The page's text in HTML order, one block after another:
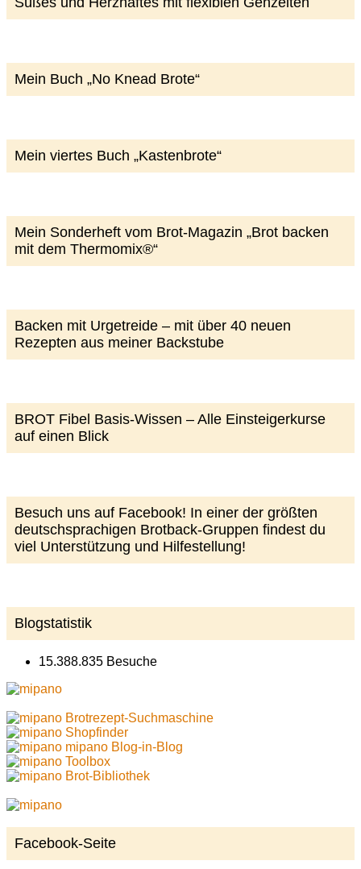
Mein Buch „No Knead Brote“
Mein viertes Buch „Kastenbrote“
Mein Sonderheft vom Brot-Magazin „Brot backen
mit dem Thermomix®“
Backen mit Urgetreide – mit über 40 neuen
Rezepten aus meiner Backstube
BROT Fibel Basis-Wissen – Alle Einsteigerkurse
auf einen Blick
Besuch uns auf Facebook! In einer der größten
deutschsprachigen Brotback-Gruppen findest du
viel Unterstützung und Hilfestellung!
Blogstatistik
15.388.835 Besuche
Brotrezept-Suchmaschine
Shopfinder
mipano Blog-in-Blog
Toolbox
Brot-Bibliothek
Facebook-Seite